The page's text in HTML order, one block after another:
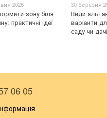
2026
зону біля
практичні ідеї
30 березня
Види
варіанти
саду чи
06 05